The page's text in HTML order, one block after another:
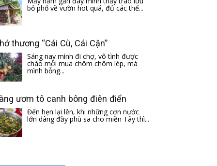
bỏ phố về vườn hot quá, đủ các thể...
thương “Cái Cù, Cái Cặn”
Sáng nay mình đi chợ, vô tình được
chào mời mua chôm chôm lép, mà
mình bỗng...
ươm tô canh bông điên điển
Đến hẹn lại lên, khi những cơn nước
lớn dâng đầy phù sa cho miền Tây thì...